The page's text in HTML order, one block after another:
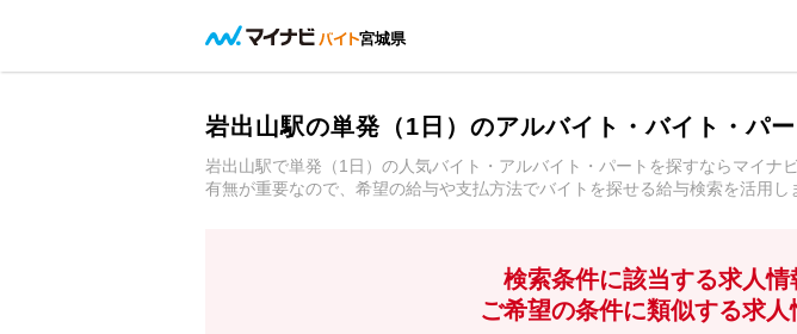
宮城県
岩出山駅の単発（1日）のアルバイト・バイト・パ
岩出山駅で単発（1日）の人気バイト・アルバイト・パートを探すならマイ
有無が重要なので、希望の給与や支払方法でバイトを探せる給与検索を活用し
検索条件に該当する求人情
ご希望の条件に類似する求人